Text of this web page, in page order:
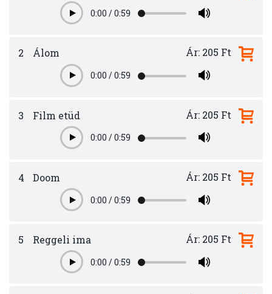
Play0:00 /0:59
2 Álom
Play0:00 /0:59
Ár: 205 Ft
3 Film etüd
Play0:00 /0:59
Ár: 205 Ft
4 Doom
Play0:00 /0:59
Ár: 205 Ft
5 Reggeli ima
Play0:00 /0:59
Ár: 205 Ft